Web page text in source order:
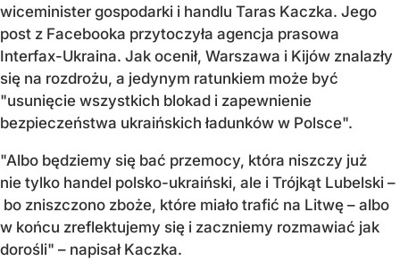
wiceminister gospodarki i handlu Taras Kaczka. Jego
post z Facebooka przytoczyła agencja prasowa
Interfax-Ukraina. Jak ocenił, Warszawa i Kijów znalazły
się na rozdrożu, a jedynym ratunkiem może być
"usunięcie wszystkich blokad i zapewnienie
bezpieczeństwa ukraińskich ładunków w Polsce".
"Albo będziemy się bać przemocy, która niszczy już
nie tylko handel polsko-ukraiński, ale i Trójkąt Lubelski –
bo zniszczono zboże, które miało trafić na Litwę – albo
w końcu zreflektujemy się i zaczniemy rozmawiać jak
dorośli" – napisał Kaczka.